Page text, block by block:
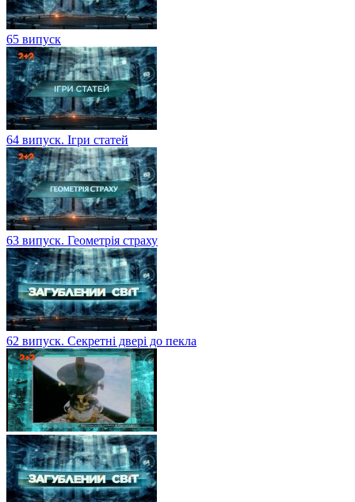
65 випуск
64 випуск. Ігри статей
63 випуск. Геометрія страху
62 випуск. Секретні двері до пекла